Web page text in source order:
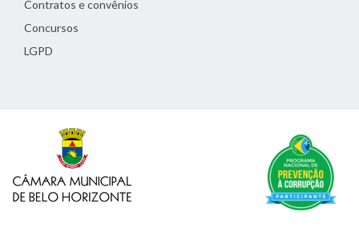
Contratos e convênios
Concursos
LGPD